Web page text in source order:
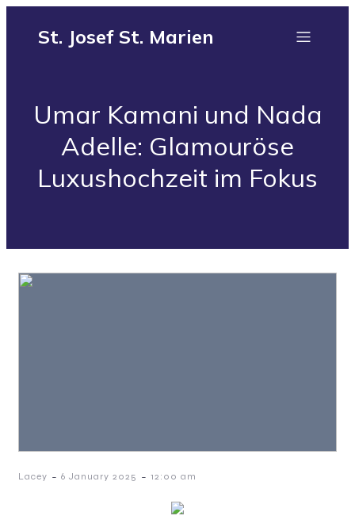
St. Josef St. Marien
Umar Kamani und Nada
Adelle: Glamouröse
Luxushochzeit im Fokus
Lacey - 6 January 2025 - 12:00 am